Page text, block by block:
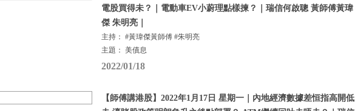
電股買得未？｜電動車EV小蔚理點樣揀？｜瑞信何啟聰 黃師傅黃瑋
傑 朱明亮｜
主持： #黃瑋傑黃師傅 #朱明亮
主題： 美債息
2022/01/18
【師傅講港股】2022年1月17日 星期一｜內地經濟數據差恒指高開低